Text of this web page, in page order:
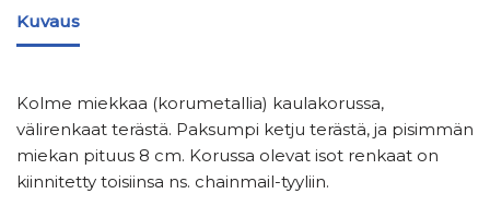
Kuvaus
Kolme miekkaa (korumetallia) kaulakorussa,
välirenkaat terästä. Paksumpi ketju terästä, ja pisimmän
miekan pituus 8 cm. Korussa olevat isot renkaat on
kiinnitetty toisiinsa ns. chainmail-tyyliin.